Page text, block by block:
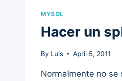
MYSQL
Hacer un
By Luis April 5, 2011
Normalmente no se